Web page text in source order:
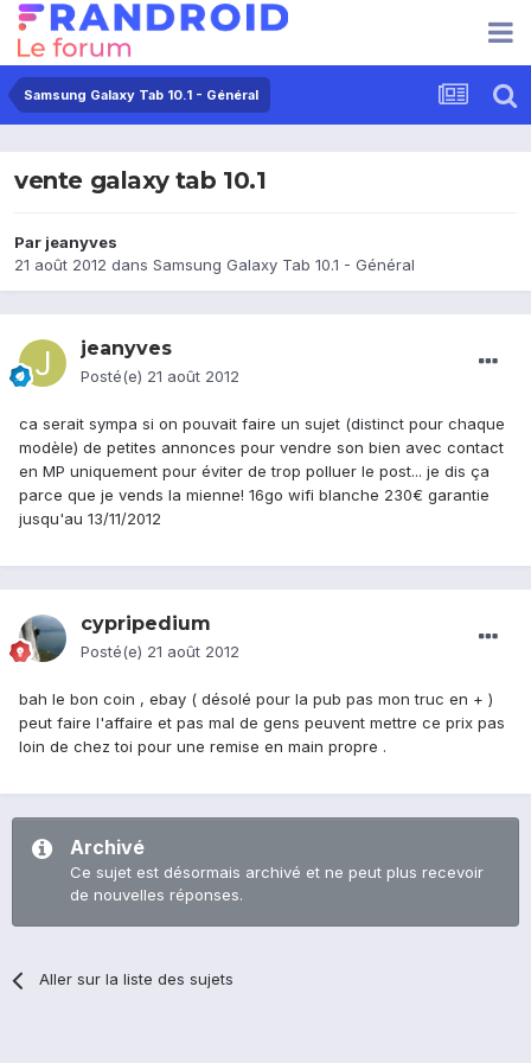
Samsung Galaxy Tab 10.1 - Général
vente galaxy tab 10.1
Par jeanyves
21 août 2012 dans Samsung Galaxy Tab 10.1 - Général
jeanyves
Posté(e) 21 août 2012
ca serait sympa si on pouvait faire un sujet (distinct pour chaque
modèle) de petites annonces pour vendre son bien avec contact
en MP uniquement pour éviter de trop polluer le post... je dis ça
parce que je vends la mienne! 16go wifi blanche 230€ garantie
jusqu'au 13/11/2012
cypripedium
Posté(e) 21 août 2012
bah le bon coin , ebay ( désolé pour la pub pas mon truc en + )
peut faire l'affaire et pas mal de gens peuvent mettre ce prix pas
loin de chez toi pour une remise en main propre .
Archivé
Ce sujet est désormais archivé et ne peut plus recevoir
de nouvelles réponses.
Aller sur la liste des sujets